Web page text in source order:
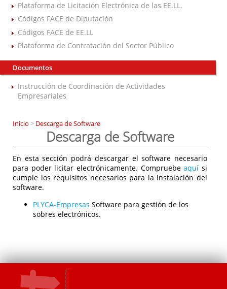
Plataforma de Licitación Electrónica de las EE.LL.
Códigos FACE de Diputación
Códigos FACE de EE.LL
Plataforma de Contratación del Sector Público
Documentos
Instrucción de Coordinación de Actividades
Empresariales
Inicio > Descarga de Software
Descarga de Software
En esta sección podrá descargar el software necesario
para poder licitar electrónicamente. Compruebeaquí si
cumple los requisitos necesarios para la instalación del
software.
PLYCA-Empresas Software para gestión de los
sobres electrónicos.